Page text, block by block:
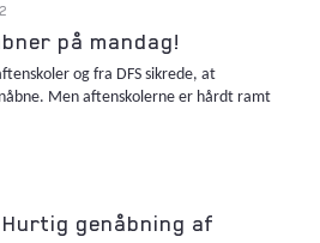
på mandag!
og fra DFS sikrede, at
Men aftenskolerne er hårdt ramt
genåbning af